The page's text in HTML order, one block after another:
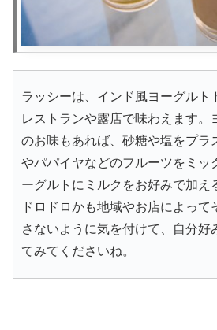
ラッシーは、インド風ヨーグルト
レストランや露店で味わえます。
のお味もあれば、砂糖や塩をプラ
やパパイヤなどのフルーツをミッ
ーグルトにミルクをお好みで加え
ドロドロかも地域やお店によって
さないように気を付けて、自分好
てみてくださいね。